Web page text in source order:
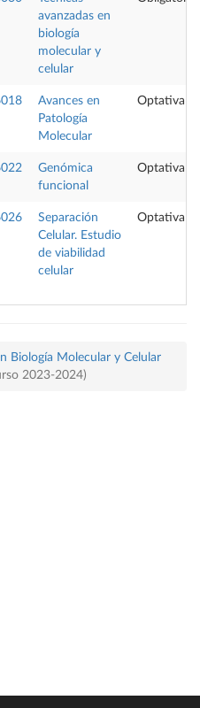
avanzadas en
biología
molecular y
celular
Avances en
Patología
Molecular
Optativa
Genómica
funcional
Optativa
Separación
Celular. Estudio
de viabilidad
celular
Optativa
Biología Molecular y Celular
2023-2024)